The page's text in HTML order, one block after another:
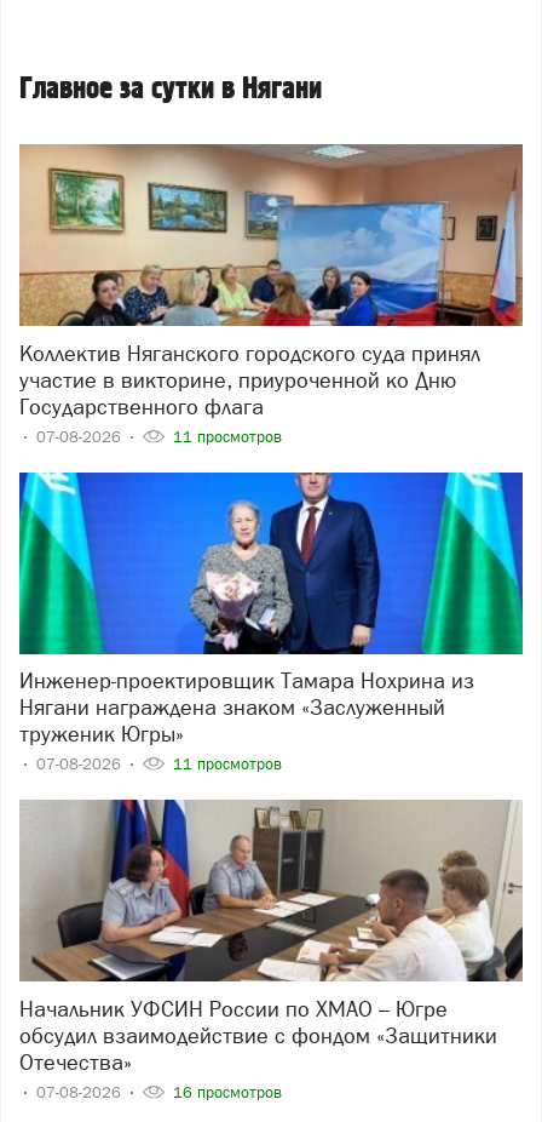
Главное за сутки в Нягани
Коллектив Няганского городского суда принял
участие в викторине, приуроченной ко Дню
Государственного флага
07-08-2026 11 просмотров
Инженер-проектировщик Тамара Нохрина из
Нягани награждена знаком «Заслуженный
труженик Югры»
07-08-2026 11 просмотров
Начальник УФСИН России по ХМАО – Югре
обсудил взаимодействие с фондом «Защитники
Отечества»
07-08-2026 16 просмотров